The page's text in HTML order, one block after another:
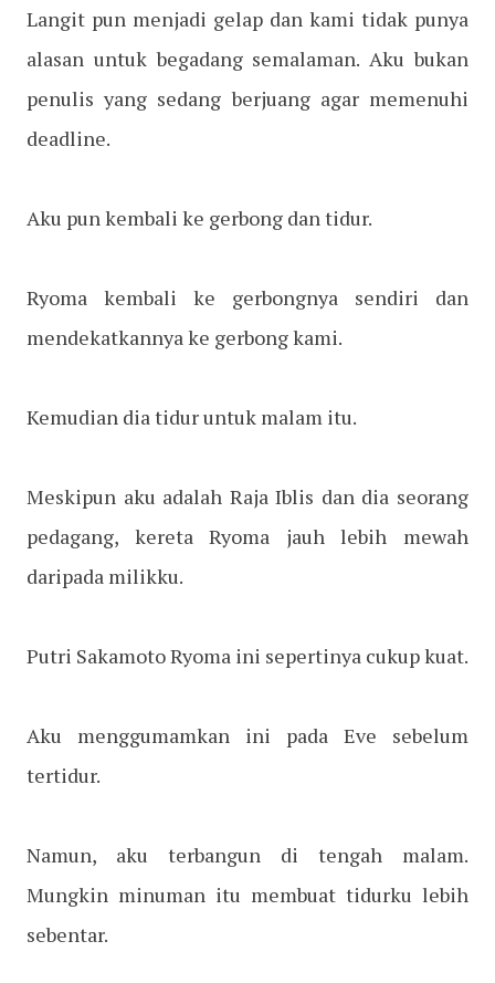
Langit pun menjadi gelap dan kami tidak punya
alasan untuk begadang semalaman. Aku bukan
penulis yang sedang berjuang agar memenuhi
deadline.
Aku pun kembali ke gerbong dan tidur.
Ryoma kembali ke gerbongnya sendiri dan
mendekatkannya ke gerbong kami.
Kemudian dia tidur untuk malam itu.
Meskipun aku adalah Raja Iblis dan dia seorang
pedagang, kereta Ryoma jauh lebih mewah
daripada milikku.
Putri Sakamoto Ryoma ini sepertinya cukup kuat.
Aku menggumamkan ini pada Eve sebelum
tertidur.
Namun, aku terbangun di tengah malam.
Mungkin minuman itu membuat tidurku lebih
sebentar.